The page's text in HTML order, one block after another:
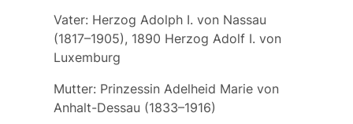
Vater: Herzog Adolph I. von Nassau
(1817–1905), 1890 Herzog Adolf I. von
Luxemburg
Mutter: Prinzessin Adelheid Marie von
Anhalt-Dessau (1833–1916)